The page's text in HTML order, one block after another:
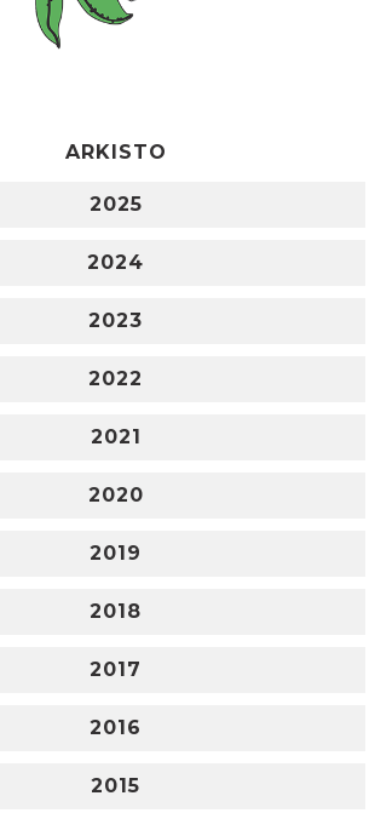
ARKISTO
2025
2024
2023
2022
2021
2020
2019
2018
2017
2016
2015